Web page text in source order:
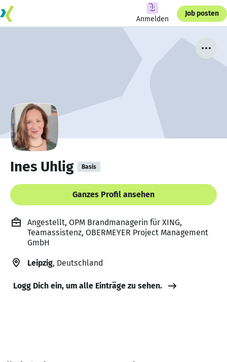
Anmelden
Job posten
Ines Uhlig Basis
Ganzes Profil ansehen
Angestellt, OPM Brandmanagerin für XING,
Teamassistenz, OBERMEYER Project Management
GmbH
Leipzig, Deutschland
Logg Dich ein, um alle Einträge zu sehen.